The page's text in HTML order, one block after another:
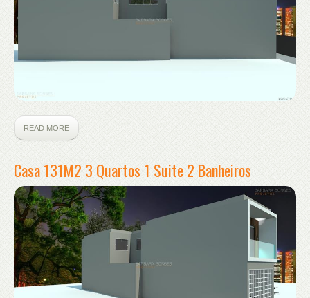
READ MORE
Casa 131M2 3 Quartos 1 Suite 2 Banheiros